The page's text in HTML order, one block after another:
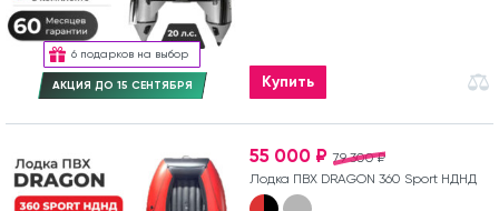
6 подарков на выбор
АКЦИЯ ДО 15 СЕНТЯБРЯ Купить
79 300 ₽
55 000 ₽
Лодка ПВХ DRAGON 360 Sport НДНД